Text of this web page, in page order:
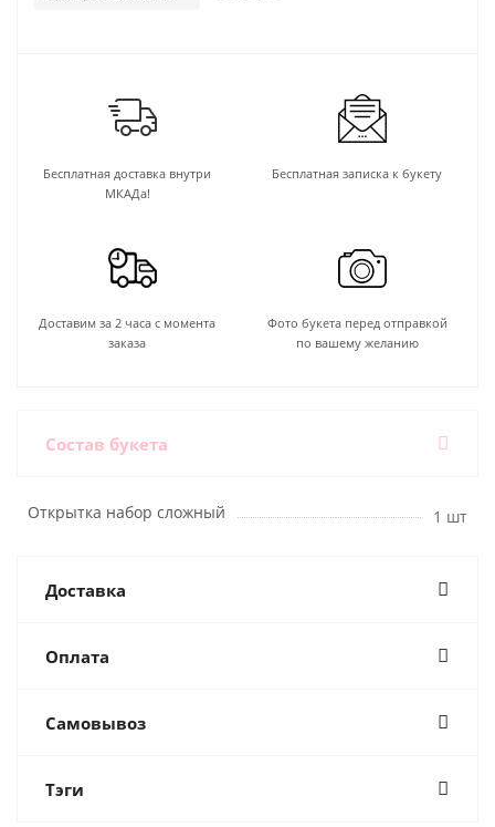
Бесплатная доставка внутри
МКАДа!
Бесплатная записка к букету
Доставим за 2 часа с момента
заказа
Фото букета перед отправкой
по вашему желанию
Состав букета
Открытка набор сложный 1 шт
Доставка
Оплата
Самовывоз
Тэги